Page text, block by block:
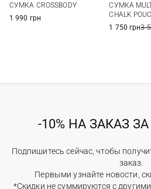
СУМКА CROSSBODY
1 990 грн
СУМКА
CHALK
1 750 грн3
-10% НА ЗАКАЗ
Подпишитесь сейчас, чтобы
заказ.
Первыми узнайте новости,
*Скидки не суммируются с